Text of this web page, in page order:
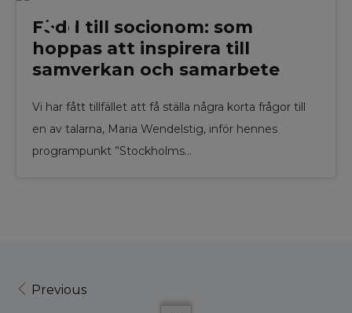
31
Född till socionom: som
hoppas att inspirera till
samverkan och samarbete
Vi har fått tillfället att få ställa några korta frågor till
en av talarna, Maria Wendelstig, inför hennes
programpunkt ”Stockholms…
Previous